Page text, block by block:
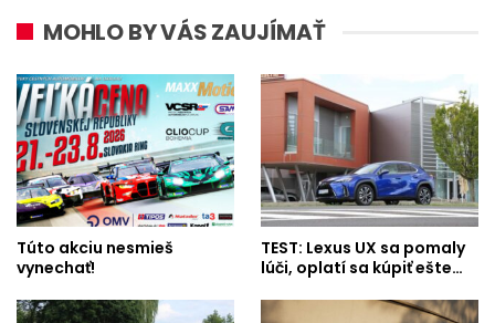
MOHLO BY VÁS ZAUJÍMAŤ
Túto akciu nesmieš
vynechať!
TEST: Lexus UX sa pomaly
lúči, oplatí sa kúpiť ešte…